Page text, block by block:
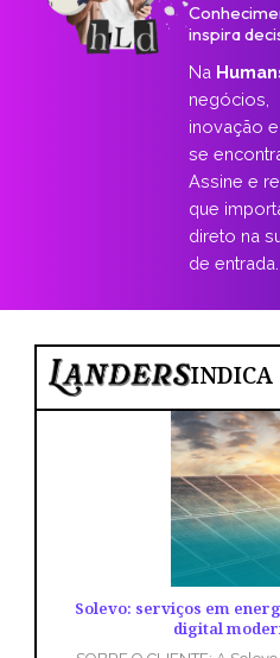
inspira
Na
negócios,
inovação
se
Assine e
que
direto na
de entrada.
INDICA
Solevo: serviços em
digital